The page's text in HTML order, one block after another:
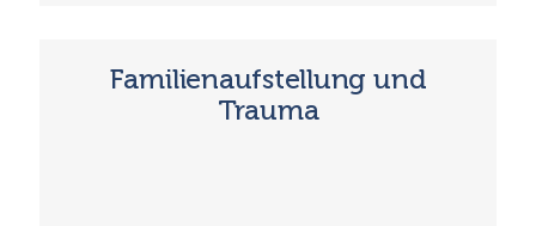
Familienaufstellung und
Trauma